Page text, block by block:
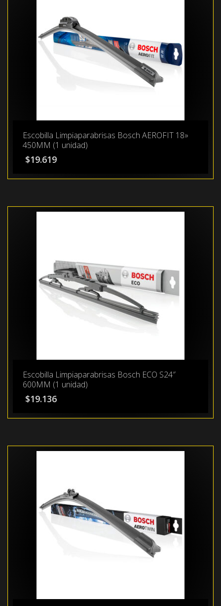
Escobilla Limpiaparabrisas Bosch AEROFIT 18»
450MM (1 unidad)
$19.619
Escobilla Limpiaparabrisas Bosch ECO S24″
600MM (1 unidad)
$19.136